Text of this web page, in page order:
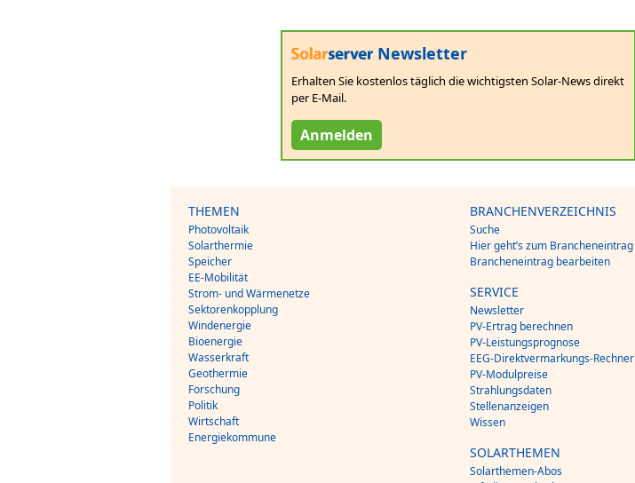
Newsletter
Erhalten Sie kostenlos täglich die wichtigsten Solar-News direkt
per E-Mail.
Anmelden
THEMEN
Photovoltaik
Solarthermie
Speicher
EE-Mobilität
Strom- und Wärmenetze
Sektorenkopplung
Windenergie
Bioenergie
Wasserkraft
Geothermie
Forschung
Politik
Wirtschaft
Energiekommune
BRANCHENVERZEICHNIS
Suche
Hier geht’s zum Brancheneintrag
Brancheneintrag bearbeiten
SERVICE
Newsletter
PV-Ertrag berechnen
PV-Leistungsprognose
EEG-Direktvermarkungs-Rechner
PV-Modulpreise
Strahlungsdaten
Stellenanzeigen
Wissen
SOLARTHEMEN
Solarthemen-Abos